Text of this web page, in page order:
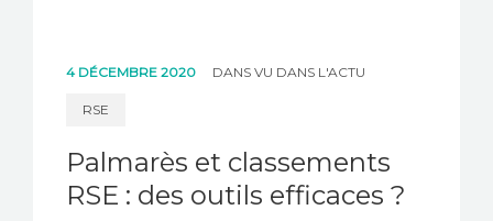
4 DÉCEMBRE 2020 DANS VU DANS L'ACTU
RSE
Palmarès et classements
RSE : des outils efficaces ?